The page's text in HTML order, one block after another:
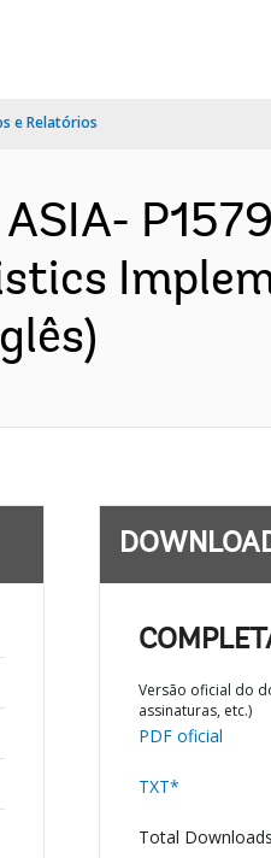
e Relatórios
ASIA-
Versão oficial do
assinaturas, etc.)
PDF oficial
TXT*
Total